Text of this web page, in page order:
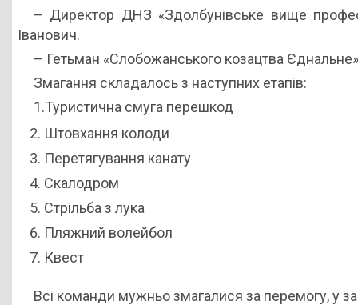
– Директор ДНЗ «Здолбунівське вище
Іванович.
– Гетьман «Слобожанського козацтва
Змагання складалось з наступних етапів:
1.Туристична смуга перешкод
Штовхання колоди
Перетягування канату
Скалодром
Стрільба з лука
Пляжний волейбол
Квест
Всі команди мужньо змагалися за перемогу, у